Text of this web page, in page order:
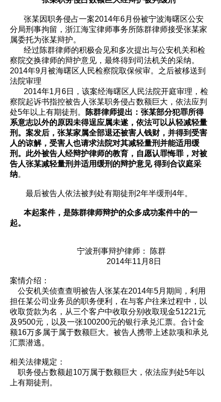
张某因职务侵占一案2014年6月份被宁波海曙区公安
分局刑事拘留，浙江海宝律师事务所陈群律师接受张某家
属委托为张某辩护。
经过陈群律师的积极会见和多次提出与公安机关和检
察院交换律师的辩护意见，最终得到司法机关的采纳。
2014年9月被海曙区人民检察院取保候审。之后被移送到
法院审理
2014年1月6日，该案经海曙区人民法院开庭审理，检
察院起诉书指控被告人张某职务侵占数额巨大，依法应判
处5年以上有期徒刑。
陈群律师提出：张某部分犯罪所得
系意志以外的原因未得逞应属未遂，依法可以从轻减轻量
刑。案发后，张某家属全部退还被害人钱财，并得到受害
人的谅解，受害人也请求法院对其减轻量刑并能适用缓
刑。此外被告人经辩护律师的教育，自愿认罪悔罪，对被
告人张某减轻量刑并适用缓刑的辩护意见 得到合议庭采
纳。
最后被告人依法被判处有期徒刑2年半缓刑4年。
本起案件，是陈群律师辩护的众多成功案件中的一
起。
宁波刑事辩护律师： 陈群
2014年11月8日
案情介绍：
公安机关侦查查明被告人张某在2014年5月期间，利用
担任某公司业务员的职务便利，在与客户往来过程中，以
收取货款为名，从三个客户中收取分别收取现金51221元
及9500元，以及一张100200元的银行承兑汇票。合计金
额16万多属于属于数额巨大。被告人携带上述款项和承兑
汇票潜逃。
相关法律规定：
职务侵占数额超10万属于数额巨大，依法应判处5年以
上有期徒刑。